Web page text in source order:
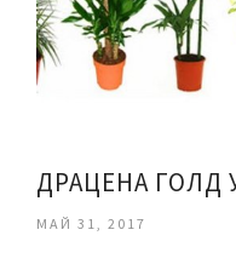
МАЙ 31, 2017